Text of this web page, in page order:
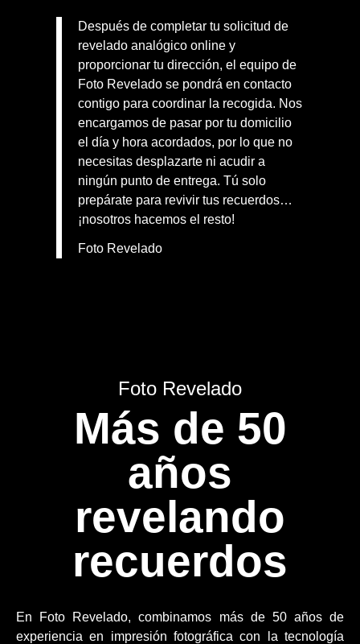
Después de completar tu solicitud de
revelado analógico online y
proporcionar tu dirección, el equipo de
Foto Revelado se pondrá en contacto
contigo para coordinar la recogida. Nos
encargamos de pasar por tu domicilio
el día y hora acordados, por lo que no
necesitas desplazarte ni acudir a
ningún punto de entrega. Tú solo
prepárate para revivir tus recuerdos…
¡nosotros hacemos el resto!
Foto Revelado
Foto Revelado
Más de 50
años
revelando
recuerdos
En Foto Revelado, combinamos más de 50 años de
experiencia en impresión fotográfica con la tecnología